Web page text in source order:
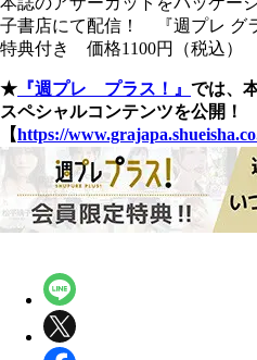
子書店にて配信！ 『週プレ グ
特典付き 価格1100円（税込）
★ 『週プレ プラス！』 では、
スペシャルコンテンツを公開！
【https://